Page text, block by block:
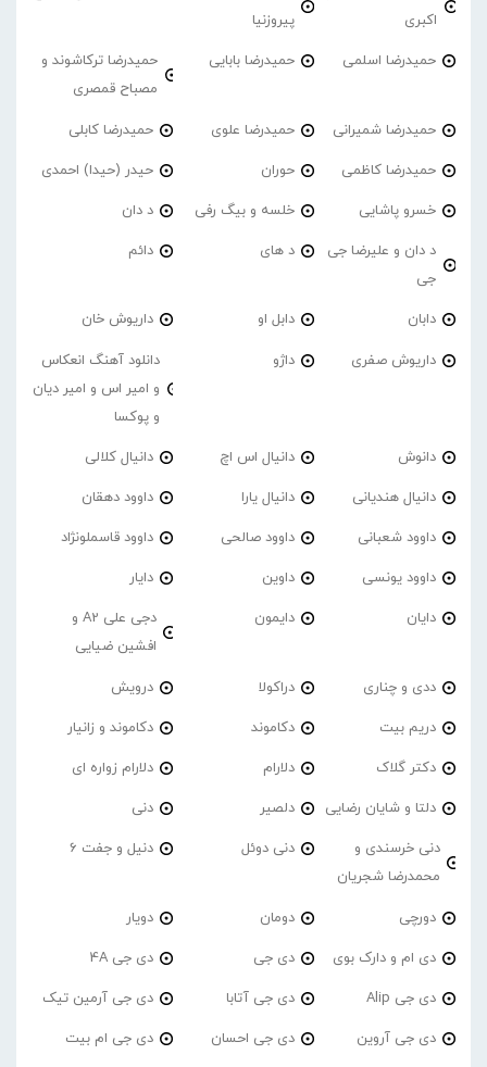
اکبری
پیروزنیا
حمیدرضا اسلمی حمیدرضا بابایی
حمیدرضا ترکاشوند و
مصباح قمصری
حمیدرضا شمیرانی حمیدرضا علوی حمیدرضا کابلی
حمیدرضا کاظمی حوران حیدر (حیدا) احمدی
خسرو پاشایی خلسه و بیگ رفی د دان
د دان و علیرضا جی
جی
د های دائم
دابان دابل او داریوش خان
داریوش صفری داژو
دانلود آهنگ انعکاس
و امیر اس و امیر دیان
و پوکسا
دانوش دانیال اس اچ دانیال کلالی
دانیال هندیانی دانیال یارا داوود دهقان
داوود شعبانی داوود صالحی داوود قاسملونژاد
داوود یونسی داوین دایار
دایان دایمون
دجی علی A2 و
افشین ضیایی
ددی و چناری دراکولا درویش
دریم بیت دکاموند دکاموند و زانیار
دکتر گلاک دلارام دلارام زواره ای
دلتا و شایان رضایی دلصیر دنی
دنی خرسندی و
محمدرضا شجریان
دنی دوئل دنیل و جفت 6
دورچی دومان دویار
دی ام و دارک بوی دی جی دی جی 4A
دی جی Alip دی جی آتابا دی جی آرمین تیک
دی جی آروین دی جی احسان دی جی ام بیت